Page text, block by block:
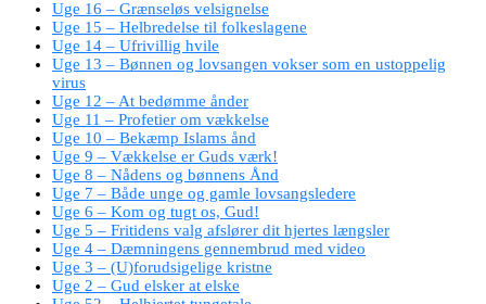
Uge 16 – Grænseløs velsignelse
Uge 15 – Helbredelse til folkeslagene
Uge 14 – Ufrivillig hvile
Uge 13 – Bønnen og lovsangen vokser som en ustoppelig
virus
Uge 12 – At bedømme ånder
Uge 11 – Profetier om vækkelse
Uge 10 – Bekæmp Islams ånd
Uge 9 – Vækkelse er Guds værk!
Uge 8 – Nådens og bønnens Ånd
Uge 7 – Både unge og gamle lovsangsledere
Uge 6 – Kom og tugt os, Gud!
Uge 5 – Fritidens valg afslører dit hjertes længsler
Uge 4 – Dæmningens gennembrud med video
Uge 3 – (U)forudsigelige kristne
Uge 2 – Gud elsker at elske